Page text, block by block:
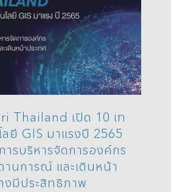
Thailand เปิด 10 เท
ลยี GIS มาแรงปี 2565
รบริหารจัดการองค์กร
นการณ์ และเดินหน้า
งมีประสิทธิภาพ